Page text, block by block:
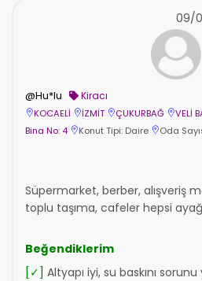
@Hu*lu Kiracı
KOCAELİ İZMİT ÇUKURBAĞ VELİ
Bina No: 4
Konut Tipi: Daire Oda
09/
Süpermarket, berber, alışveriş
toplu taşıma, cafeler hepsi
Beğendiklerim
[✓] Altyapı iyi, su baskını sorunu